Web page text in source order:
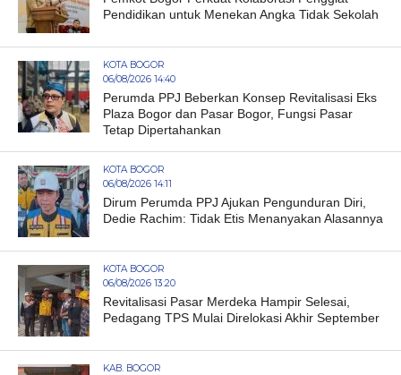
Pendidikan untuk Menekan Angka Tidak Sekolah
KOTA BOGOR
06/08/2026 14:40
Perumda PPJ Beberkan Konsep Revitalisasi Eks
Plaza Bogor dan Pasar Bogor, Fungsi Pasar
Tetap Dipertahankan
KOTA BOGOR
06/08/2026 14:11
Dirum Perumda PPJ Ajukan Pengunduran Diri,
Dedie Rachim: Tidak Etis Menanyakan Alasannya
KOTA BOGOR
06/08/2026 13:20
Revitalisasi Pasar Merdeka Hampir Selesai,
Pedagang TPS Mulai Direlokasi Akhir September
KAB. BOGOR